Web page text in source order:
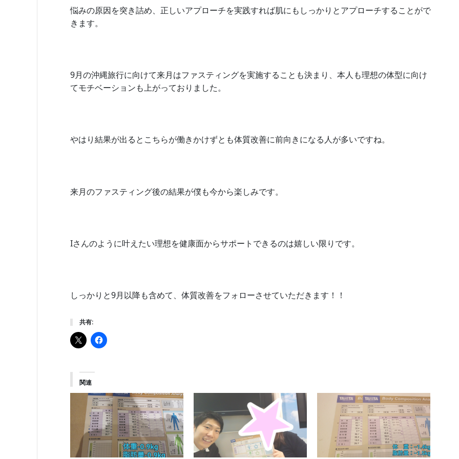
悩みの原因を突き詰め、正しいアプローチを実践すれば肌にもしっかりとアプローチすることがで
きます。
9月の沖縄旅行に向けて来月はファスティングを実施することも決まり、本人も理想の体型に向け
てモチベーションも上がっておりました。
やはり結果が出るとこちらが働きかけずとも体質改善に前向きになる人が多いですね。
来月のファスティング後の結果が僕も今から楽しみです。
Iさんのように叶えたい理想を健康面からサポートできるのは嬉しい限りです。
しっかりと9月以降も含めて、体質改善をフォローさせていただきます！！
共有:
関連